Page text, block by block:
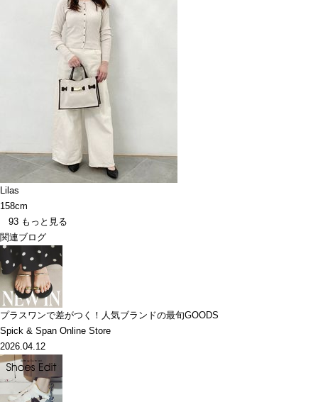
Lilas
158cm
93 もっと見る
関連ブログ
プラスワンで差がつく！人気ブランドの最旬GOODS
Spick & Span Online Store
2026.04.12